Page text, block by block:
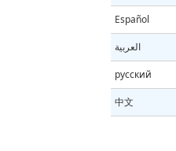
Español
العربية
русский
中文